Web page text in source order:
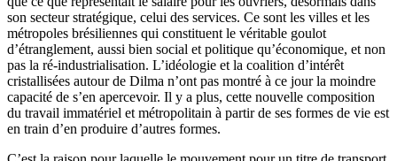
son secteur stratégique, celui des services. Ce sont les villes et les
métropoles brésiliennes qui constituent le véritable goulot
d’étranglement, aussi bien social et politique qu’économique, et non
pas la ré-industrialisation. L’idéologie et la coalition d’intérêt
cristallisées autour de Dilma n’ont pas montré à ce jour la moindre
capacité de s’en apercevoir. Il y a plus, cette nouvelle composition
du travail immatériel et métropolitain à partir de ses formes de vie est
en train d’en produire d’autres formes.